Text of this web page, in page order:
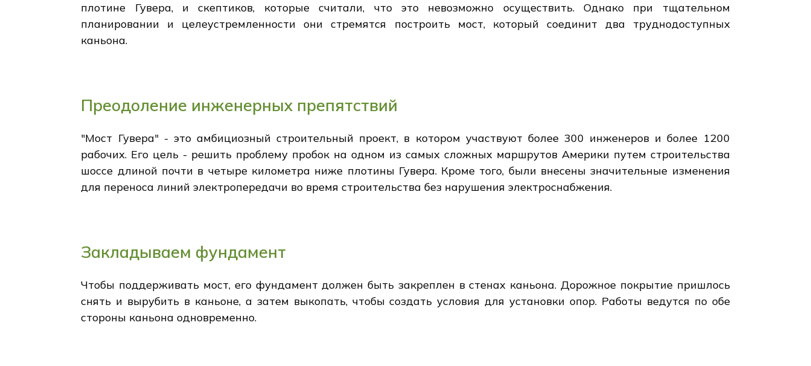
плотине Гувера, и скептиков, которые считали, что это невозможно осуществить. Однако при тщательном
планировании и целеустремленности они стремятся построить мост, который соединит два труднодоступных
каньона.
Преодоление инженерных препятствий
"Мост Гувера" - это амбициозный строительный проект, в котором участвуют более 300 инженеров и более 1200
рабочих. Его цель - решить проблему пробок на одном из самых сложных маршрутов Америки путем строительства
шоссе длиной почти в четыре километра ниже плотины Гувера. Кроме того, были внесены значительные изменения
для переноса линий электропередачи во время строительства без нарушения электроснабжения.
Закладываем фундамент
Чтобы поддерживать мост, его фундамент должен быть закреплен в стенах каньона. Дорожное покрытие пришлось
снять и вырубить в каньоне, а затем выкопать, чтобы создать условия для установки опор. Работы ведутся по обе
стороны каньона одновременно.